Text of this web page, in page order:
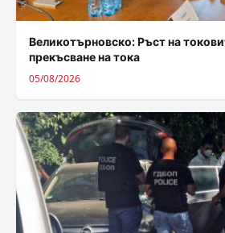
Великотърновско: Ръст на
прекъсване на тока
05/08/2026